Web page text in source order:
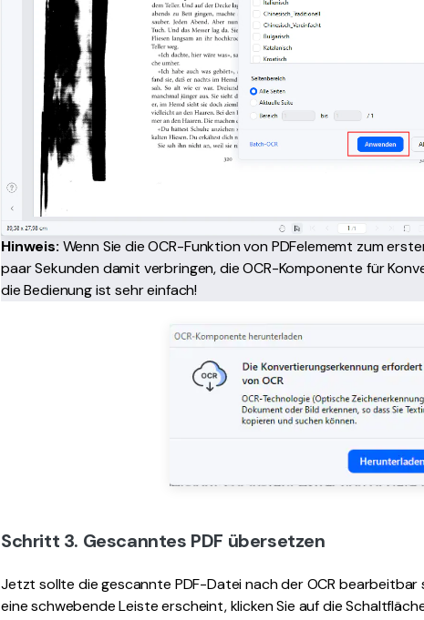
Hinweis: Wenn Sie die OCR-Funktion von PDFelememt zum
paar Sekunden damit verbringen, die OCR-Komponente für
die Bedienung ist sehr einfach!
Schritt 3. Gescanntes PDF übersetzen
Jetzt sollte die gescannte PDF-Datei nach der OCR bearbeitbar
eine schwebende Leiste erscheint, klicken Sie auf die